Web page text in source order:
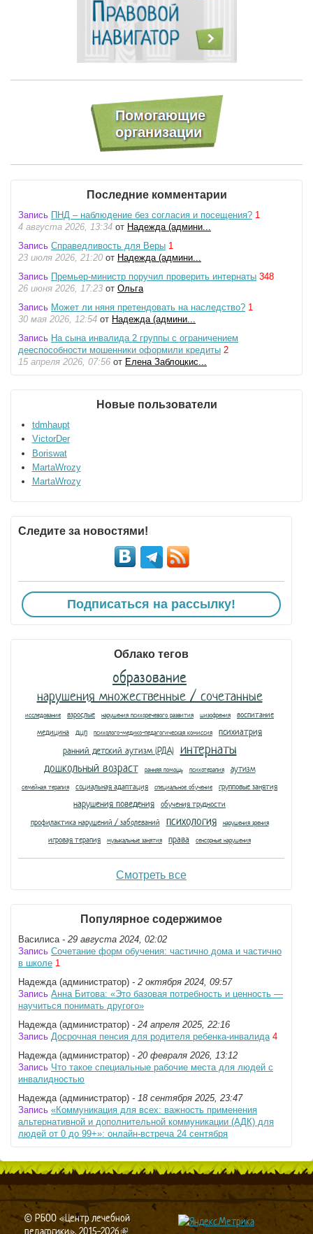
Последние комментарии
Запись ПНД – наблюдение без согласия и посещения? 1
4 августа 2026, 13:34 от Надежда (админи...
Запись Справедливость для Веры 1
23 июля 2026, 21:20 от Надежда (админи...
Запись Премьер-министр поручил проверить интернаты 348
26 июня 2026, 17:23 от Ольга
Запись Может ли няня претендовать на наследство? 1
30 мая 2026, 12:54 от Надежда (админи...
Запись На сына инвалида 2 группы с ограничением
дееспособности мошенники оформили кредиты 2
15 апреля 2026, 07:56 от Елена Заблоцкис...
Новые пользователи
tdmhaupt
VictorDer
Boriswat
MartaWrozy
MartaWrozy
Следите за новостями!
Подписаться на рассылку!
Облако тегов
образование
нарушения множественные / сочетанные
исследование взрослые нарушения психоречевого развития шизофрения
воспитание
медицина
дцп психолого-медико-педагогическая комиссия
психиатрия
ранний детский аутизм (РДА) интернаты
дошкольный возраст ранняя помощь психотерапия аутизм
семейная терапия социальная адаптация специальное обучение групповые занятия
нарушения поведения обучения трудности
профилактика нарушений / заболеваний
психология нарушения зрения
игровая терапия музыкальные занятия права сенсорные нарушения
Смотреть все
Популярное содержимое
Василиса - 29 августа 2024, 02:02
Запись Сочетание форм обучения: частично дома и частично
в школе 1
Надежда (администратор) - 2 октября 2024, 09:57
Запись Анна Битова: «Это базовая потребность и ценность —
научиться понимать другого»
Надежда (администратор) - 24 апреля 2025, 22:16
Запись Досрочная пенсия для родителя ребенка-инвалида 4
Надежда (администратор) - 20 февраля 2026, 13:12
Запись Что такое специальные рабочие места для людей с
инвалидностью
Надежда (администратор) - 18 сентября 2025, 23:47
Запись «Коммуникация для всех: важность применения
альтернативной и дополнительной коммуникации (АДК) для
людей от 0 до 99+»: онлайн-встреча 24 сентября
© РБОО «Центр лечебной
педагогики», 2015-2026(link is external)